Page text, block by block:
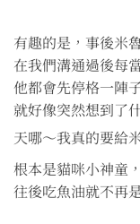
有趣的是，事後米
在我們溝通過後每
他都會先停格一陣
就好像突然想到了
天哪～我真的要給
根本是貓咪小神童
往後吃魚油就不再